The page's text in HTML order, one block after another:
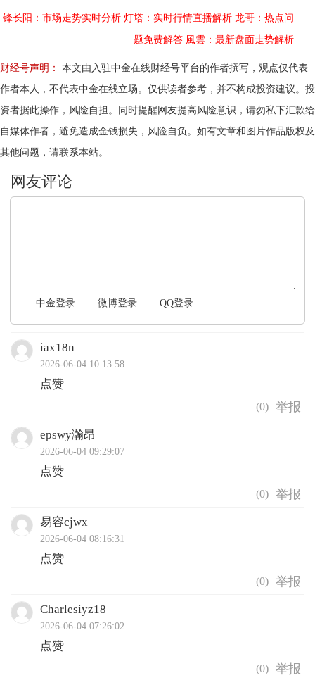
锋长阳：市场走势实时分析 灯塔：实时行情直播解析 龙哥：热点问
题免费解答 風雲：最新盘面走势解析
财经号声明：
本文由入驻中金在线财经号平台的作者撰写，观点仅代表
作者本人，不代表中金在线立场。仅供读者参考，并不构成投资建议。投
资者据此操作，风险自担。同时提醒网友提高风险意识，请勿私下汇款给
自媒体作者，避免造成金钱损失，风险自负。如有文章和图片作品版权及
其他问题，请联系本站。
中金登录 微博登录 QQ登录
iax18n
2026-06-04 10:13:58
点赞
(0)
epswy瀚昂
2026-06-04 09:29:07
点赞
(0)
易容cjwx
2026-06-04 08:16:31
点赞
(0)
Charlesiyz18
2026-06-04 07:26:02
点赞
(0)